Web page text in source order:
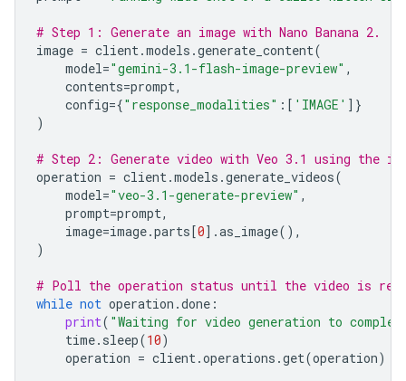
# Step 1: Generate an image with Nano Banana 2.
image = client.models .generate_content(
model="gemini-3.1-flash-image-preview" ,
contents=prompt,
config={"response_modalities" :[ 'IMAGE' ]}
)
# Step 2: Generate video with Veo 3.1 using the
operation = client.models .generate_videos(
model="veo-3.1-generate-preview" ,
prompt=prompt,
image=image.parts[0] .as_image(),
)
# Poll the operation status until the video is
while not operation .done :
print( "Waiting for video generation to
time. sleep(10)
operation = client.operations .get(operation)